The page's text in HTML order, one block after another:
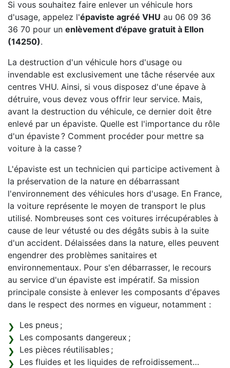
Si vous souhaitez faire enlever un véhicule hors
d'usage, appelez l'épaviste agréé VHU au 06 09 36
36 70 pour un enlèvement d'épave gratuit à Ellon
(14250).
La destruction d'un véhicule hors d'usage ou
invendable est exclusivement une tâche réservée aux
centres VHU. Ainsi, si vous disposez d'une épave à
détruire, vous devez vous offrir leur service. Mais,
avant la destruction du véhicule, ce dernier doit être
enlevé par un épaviste. Quelle est l'importance du rôle
d'un épaviste ? Comment procéder pour mettre sa
voiture à la casse ?
L'épaviste est un technicien qui participe activement à
la préservation de la nature en débarrassant
l'environnement des véhicules hors d'usage. En France,
la voiture représente le moyen de transport le plus
utilisé. Nombreuses sont ces voitures irrécupérables à
cause de leur vétusté ou des dégâts subis à la suite
d'un accident. Délaissées dans la nature, elles peuvent
engendrer des problèmes sanitaires et
environnementaux. Pour s'en débarrasser, le recours
au service d'un épaviste est impératif. Sa mission
principale consiste à enlever les composants d'épaves
dans le respect des normes en vigueur, notamment :
Les pneus ;
Les composants dangereux ;
Les pièces réutilisables ;
Les fluides et les liquides de refroidissement…